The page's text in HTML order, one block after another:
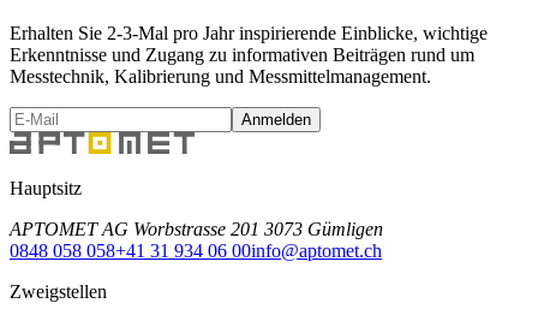
Erhalten Sie 2-3-Mal pro Jahr inspirierende Einblicke, wichtige
Erkenntnisse und Zugang zu informativen Beiträgen rund um
Messtechnik, Kalibrierung und Messmittelmanagement.
Anmelden
Hauptsitz
APTOMET AG Worbstrasse 201 3073 Gümligen
0848 058 058+41 31 934 06 00info@aptomet.ch
Zweigstellen